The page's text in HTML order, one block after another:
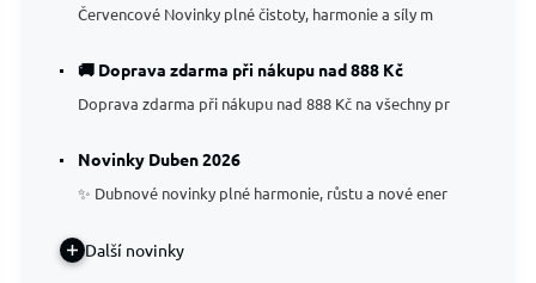
Červencové Novinky plné čistoty, harmonie a síly m
🚚 Doprava zdarma při nákupu nad 888 Kč
Doprava zdarma při nákupu nad 888 Kč na všechny pr
Novinky Duben 2026
✨ Dubnové novinky plné harmonie, růstu a nové ener
Další novinky